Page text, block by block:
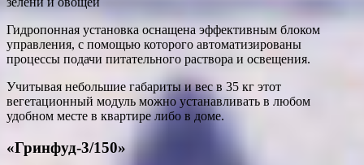
Гидропонная установка оснащена эффективным блоком
управления, с помощью которого автоматизированы
процессы подачи питательного раствора и освещения.
Учитывая небольшие габариты и вес в 35 кг этот
вегетационный модуль можно устанавливать в любом
удобном месте в квартире либо в доме.
«Гринфуд-3/150»